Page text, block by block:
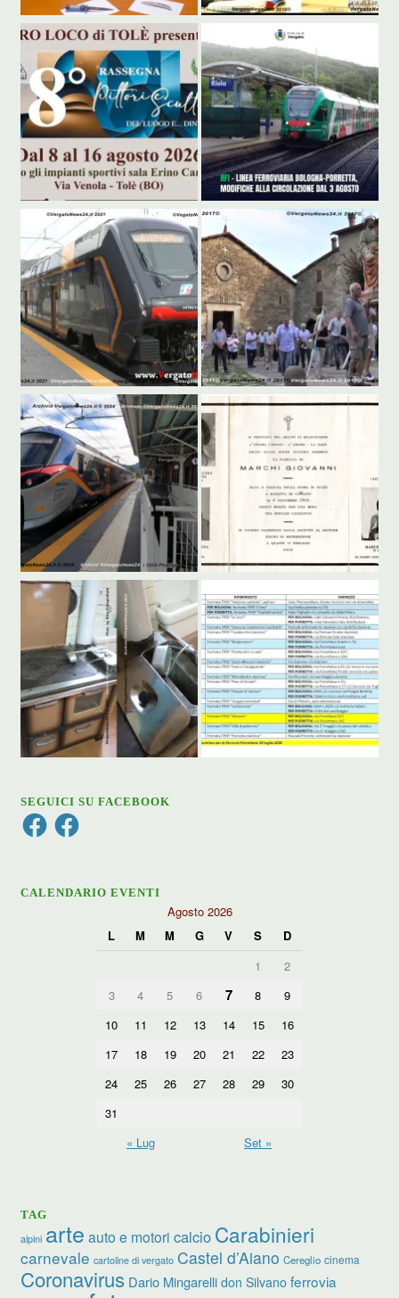
SEGUICI SU FACEBOOK
FacebookFacebook
CALENDARIO EVENTI
Agosto 2026
L
M M G V S
D
1
2
3
4 5 6 7 8
9
10
11 12 13 14 15
16
17
18 19 20 21 22
23
24
25 26 27 28 29
30
31
« Lug
Set »
TAG
alpini arte auto e motori calcio Carabinieri
carnevale cartoline di vergato Castel d’Aiano Cereglio cinema
Coronavirus Dario Mingarelli don Silvano ferrovia